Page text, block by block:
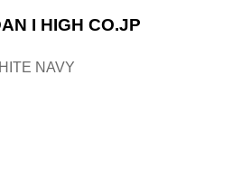
I HIGH CO.JP
NAVY